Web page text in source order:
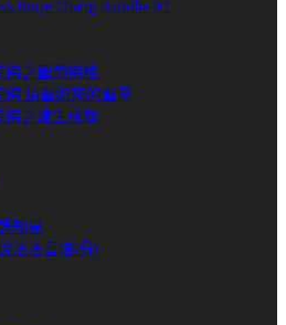
Dorje Chang Buddha III?
佛之聖蹟佛格
佛 頂聖如來的聖量
佛之渡生成就
知見
法法音(部分)